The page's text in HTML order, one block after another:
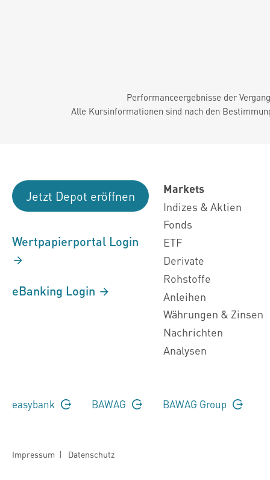
Performanceergebnisse der
Alle Kursinformationen sind nach den
Jetzt Depot eröffnen
Wertpapierportal Login
eBanking Login
Markets
Indizes & Aktien
Fonds
ETF
Derivate
Rohstoffe
Anleihen
Währungen & Zinsen
Nachrichten
Analysen
easybank BAWAG BAWAG Group
Impressum | Datenschutz